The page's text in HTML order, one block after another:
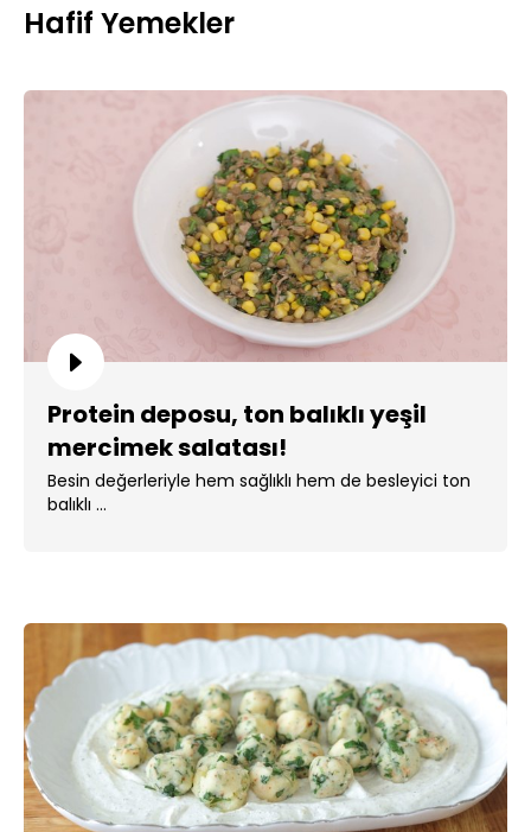
Hafif Yemekler
Protein deposu, ton balıklı yeşil
mercimek salatası!
Besin değerleriyle hem sağlıklı hem de besleyici ton
balıklı ...